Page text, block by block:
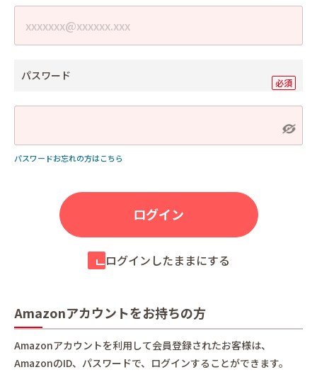
パスワード
パスワードお忘れの方はこちら
ログインしたままにする
Amazonアカウントをお持ちの方
Amazonアカウントを利用して会員登録されたお客様は、
AmazonのID、パスワードで、ログインすることができます。